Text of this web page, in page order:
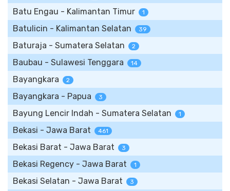
Batu Engau - Kalimantan Timur 1
Batulicin - Kalimantan Selatan 39
Baturaja - Sumatera Selatan 2
Baubau - Sulawesi Tenggara 14
Bayangkara 2
Bayangkara - Papua 3
Bayung Lencir Indah - Sumatera Selatan 1
Bekasi - Jawa Barat 461
Bekasi Barat - Jawa Barat 3
Bekasi Regency - Jawa Barat 1
Bekasi Selatan - Jawa Barat 3